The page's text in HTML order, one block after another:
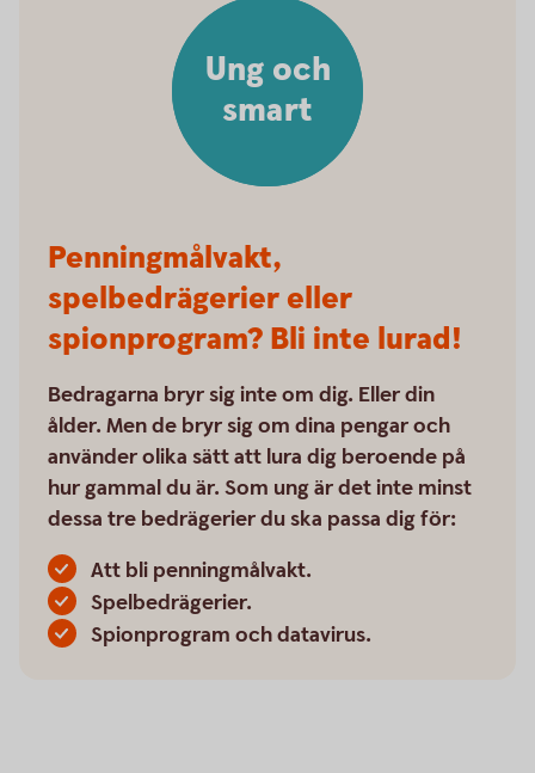
Penningmålvakt,
spelbedrägerier eller
spionprogram? Bli inte lurad!
Bedragarna bryr sig inte om dig. Eller din
ålder. Men de bryr sig om dina pengar och
använder olika sätt att lura dig beroende på
hur gammal du är. Som ung är det inte minst
dessa tre bedrägerier du ska passa dig för:
Att bli penningmålvakt.
Spelbedrägerier.
Spionprogram och datavirus.
Ung och
smart